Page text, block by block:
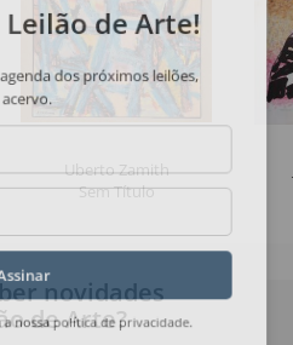
Uberto Zamith
Sem Título
de Arte!
dos próximos leilões,
a nossapolítica de privacidade
novidades
de Arte?